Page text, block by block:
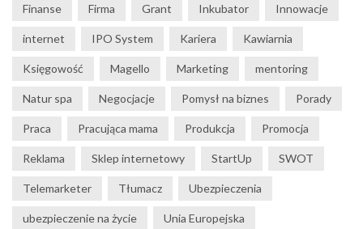
Finanse Firma Grant Inkubator Innowacje
internet IPO System Kariera Kawiarnia
Księgowość Magello Marketing mentoring
Natur spa Negocjacje Pomysł na biznes Porady
Praca Pracująca mama Produkcja Promocja
Reklama Sklep internetowy StartUp SWOT
Telemarketer Tłumacz Ubezpieczenia
ubezpieczenie na życie Unia Europejska